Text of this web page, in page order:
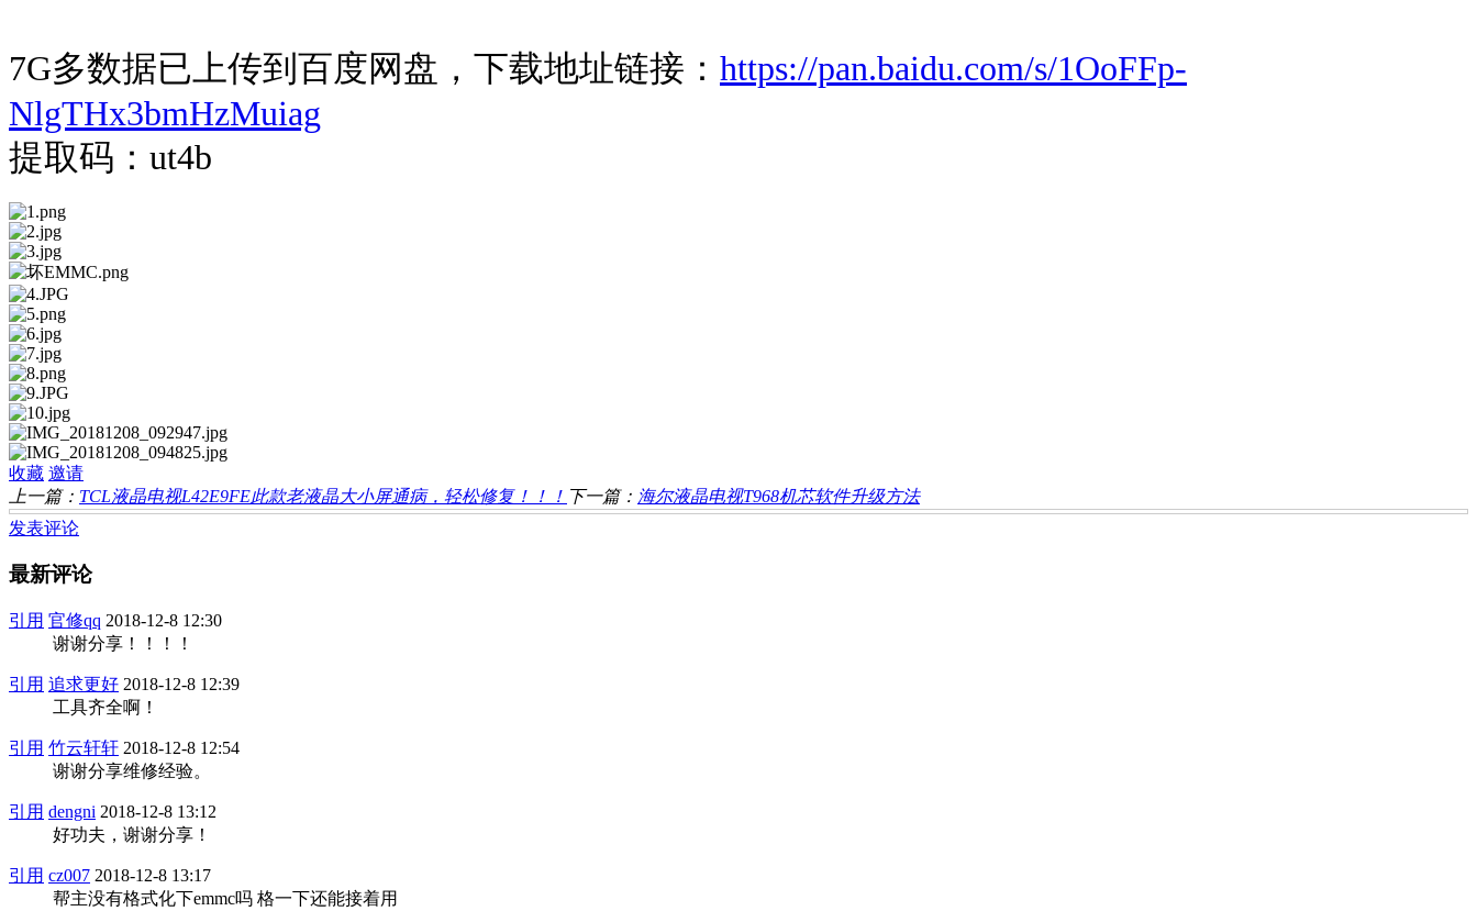
7G多数据已上传到百度网盘，下载地址链接： https://pan.baidu.com/s/1OoFFp-
NlgTHx3bmHzMuiag
提取码：ut4b
收藏 邀请
上一篇： TCL液晶电视L42E9FE此款老液晶大小屏通病，轻松修复！！！ 下一篇： 海尔液晶电视T968机芯软件升级方法
发表评论
最新评论
引用 官修qq 2018-12-8 12:30
谢谢分享！！！！
引用 追求更好 2018-12-8 12:39
工具齐全啊！
引用 竹云轩轩 2018-12-8 12:54
谢谢分享维修经验。
引用 dengni 2018-12-8 13:12
好功夫，谢谢分享！
引用 cz007 2018-12-8 13:17
帮主没有格式化下emmc吗 格一下还能接着用